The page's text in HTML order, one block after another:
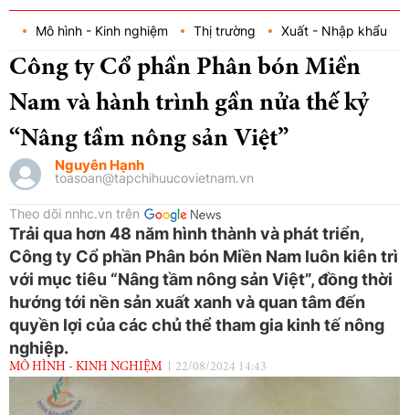
Mô hình - Kinh nghiệm Thị trường Xuất - Nhập khẩu
Công ty Cổ phần Phân bón Miền
Nam và hành trình gần nửa thế kỷ
“Nâng tầm nông sản Việt”
Nguyên Hạnh
toasoan@tapchihuucovietnam.vn
Theo dõi nnhc.vn trên
Trải qua hơn 48 năm hình thành và phát triển,
Công ty Cổ phần Phân bón Miền Nam luôn kiên trì
với mục tiêu “Nâng tầm nông sản Việt”, đồng thời
hướng tới nền sản xuất xanh và quan tâm đến
quyền lợi của các chủ thể tham gia kinh tế nông
nghiệp.
MÔ HÌNH - KINH NGHIỆM 22/08/2024 14:43